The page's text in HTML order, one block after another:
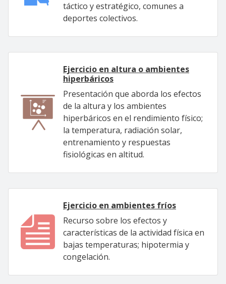
táctico y estratégico, comunes a
deportes colectivos.
Ejercicio en altura o ambientes
hiperbáricos
Presentación que aborda los efectos
de la altura y los ambientes
hiperbáricos en el rendimiento físico;
la temperatura, radiación solar,
entrenamiento y respuestas
fisiológicas en altitud.
Ejercicio en ambientes fríos
Recurso sobre los efectos y
características de la actividad física en
bajas temperaturas; hipotermia y
congelación.